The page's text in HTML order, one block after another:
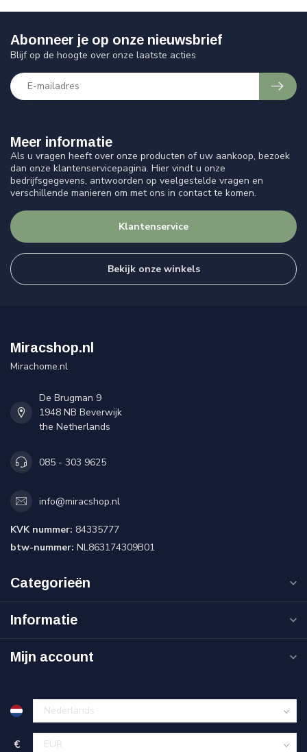
Meer informatie
Als u vragen heeft over onze producten of uw aankoop, bezoek
dan onze klantenservicepagina. Hier vindt u onze
bedrijfsgegevens, antwoorden op veelgestelde vragen en
verschillende manieren om met ons in contact te komen.
Klantenservice
Bekijk onze winkels
Abonneer je op onze nieuwsbrief
Blijf op de hoogte over onze laatste acties
Miracshop.nl
Mirachome.nl
De Brugman 9
1948 NB Beverwijk
the Netherlands
085 - 303 9625
info@miracshop.nl
KVK nummer: 84335777
btw-nummer: NL863174309B01
Categorieën
Informatie
Mijn account
€